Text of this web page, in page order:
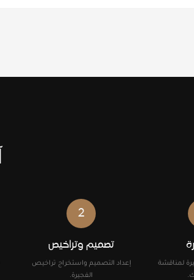
لمناقشة
2
تصميم وتراخيص
إعداد التصميم واستخراج تراخيص
الفجيرة.